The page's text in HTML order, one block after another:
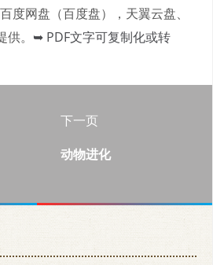
度网盘（百度盘），天翼云盘、
。 ➥ PDF文字可复制化或转
下一页
动物进化